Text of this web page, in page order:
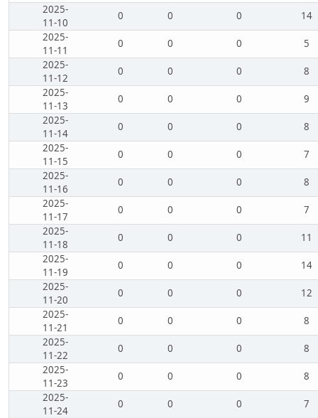
2025-
11-10
0 0 0
14
2025-
11-11
0 0 0
5
2025-
11-12
0 0 0
8
2025-
11-13
0 0 0
9
2025-
11-14
0 0 0
8
2025-
11-15
0 0 0
7
2025-
11-16
0 0 0
8
2025-
11-17
0 0 0
7
2025-
11-18
0 0 0
11
2025-
11-19
0 0 0
14
2025-
11-20
0 0 0
12
2025-
11-21
0 0 0
8
2025-
11-22
0 0 0
8
2025-
11-23
0 0 0
8
2025-
11-24
0 0 0
7